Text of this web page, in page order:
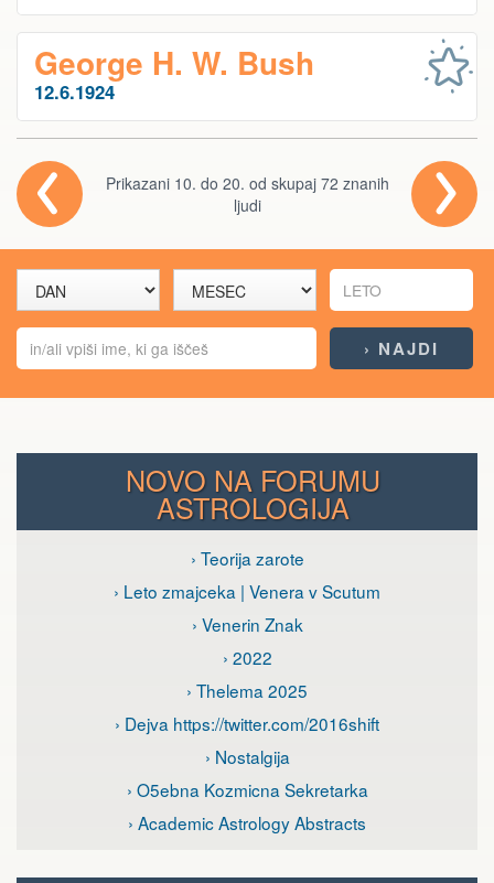
George H. W. Bush
12.6.1924
Prikazani 10. do 20. od skupaj 72 znanih
ljudi
NOVO NA FORUMU
ASTROLOGIJA
› Teorija zarote
› Leto zmajceka | Venera v Scutum
› Venerin Znak
› 2022
› Thelema 2025
› Dejva https://twitter.com/2016shift
› Nostalgija
› O5ebna Kozmicna Sekretarka
› Academic Astrology Abstracts